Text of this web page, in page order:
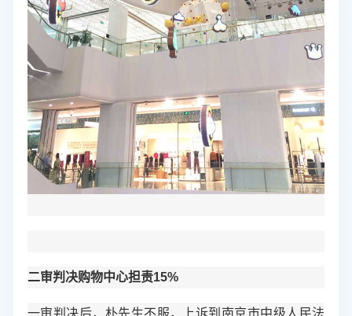
二审判决购物中心担责15%
一审判决后，朴先生不服，上诉到南京市中级人民法